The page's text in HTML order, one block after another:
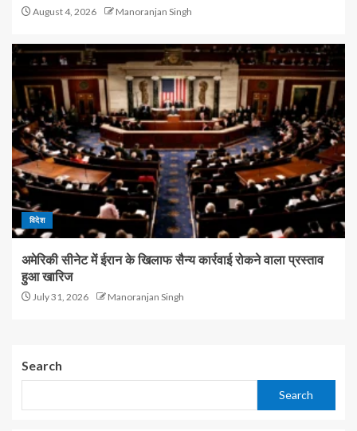
August 4, 2026 Manoranjan Singh
विदेश
अमेरिकी सीनेट में ईरान के खिलाफ सैन्य कार्रवाई रोकने वाला प्रस्ताव
हुआ खारिज
July 31, 2026 Manoranjan Singh
Search
Search